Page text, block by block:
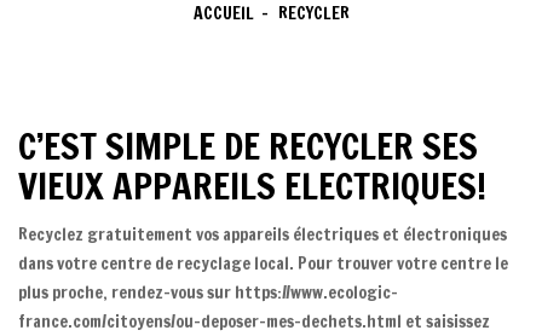
ACCUEIL RECYCLER
C’EST SIMPLE DE RECYCLER SES
VIEUX APPAREILS ELECTRIQUES!
Recyclez gratuitement vos appareils électriques et électroniques
dans votre centre de recyclage local. Pour trouver votre centre le
plus proche, rendez-vous sur https://www.ecologic-
france.com/citoyens/ou-deposer-mes-dechets.html et saisissez